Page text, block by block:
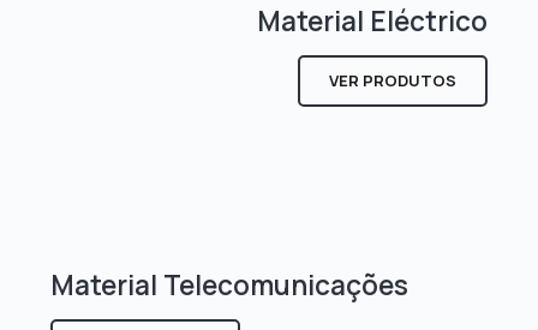
Material Eléctrico
VER PRODUTOS
Material Telecomunicações